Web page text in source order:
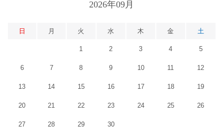
2026年09月
日 月 火 水 木 金 土
1 2 3 4 5
6 7 8 9 10 11 12
13 14 15 16 17 18 19
20 21 22 23 24 25 26
27 28 29 30